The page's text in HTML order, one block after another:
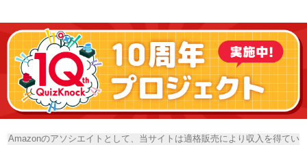
Amazonのアソシエイトとして、当サイトは適格販売により収入を得てい